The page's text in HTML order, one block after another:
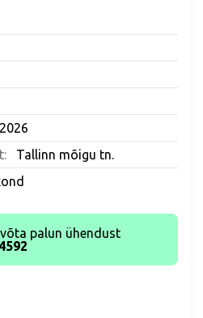
Tallinn mõigu tn.
palun ühendust